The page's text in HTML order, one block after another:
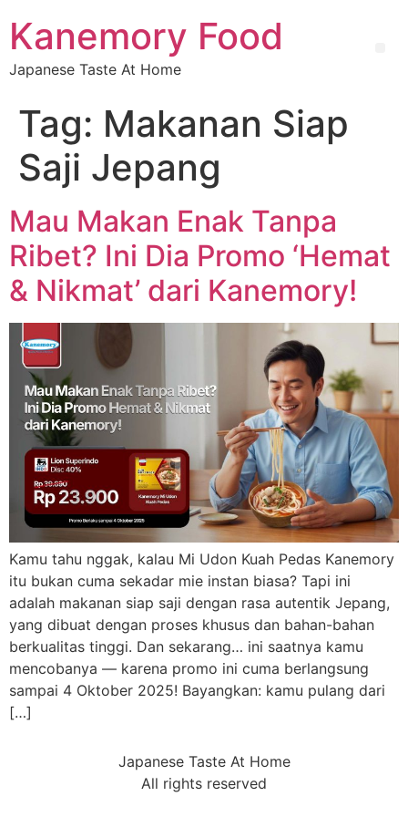
Kanemory Food
Japanese Taste At Home
Tag: Makanan Siap
Saji Jepang
Mau Makan Enak Tanpa
Ribet? Ini Dia Promo ‘Hemat
& Nikmat’ dari Kanemory!
Kamu tahu nggak, kalau Mi Udon Kuah Pedas Kanemory
itu bukan cuma sekadar mie instan biasa? Tapi ini
adalah makanan siap saji dengan rasa autentik Jepang,
yang dibuat dengan proses khusus dan bahan-bahan
berkualitas tinggi. Dan sekarang… ini saatnya kamu
mencobanya — karena promo ini cuma berlangsung
sampai 4 Oktober 2025! Bayangkan: kamu pulang dari
[…]
Japanese Taste At Home
All rights reserved